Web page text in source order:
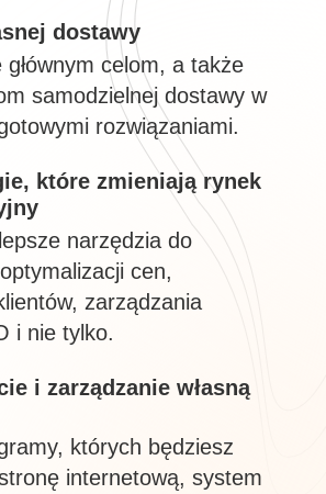
dostawy
celom, a także
samodzielnej dostawy w
rozwiązaniami.
które zmieniają rynek
narzędzia do
cen,
zarządzania
i nie tylko.
i zarządzanie własną
których będziesz
internetową, system